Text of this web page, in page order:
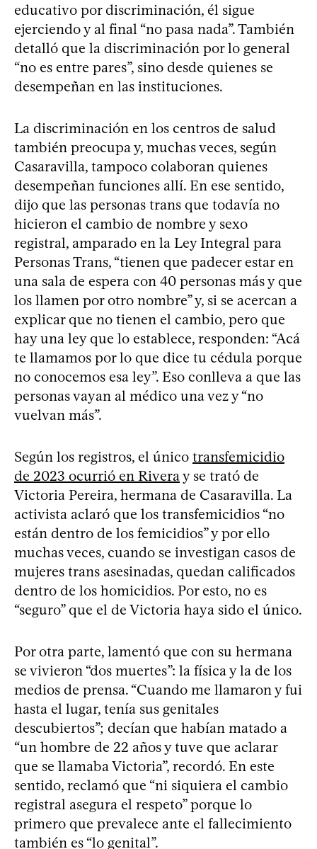
educativo por discriminación, él sigue
ejerciendo y al final “no pasa nada”. También
detalló que la discriminación por lo general
“no es entre pares”, sino desde quienes se
desempeñan en las instituciones.
La discriminación en los centros de salud
también preocupa y, muchas veces, según
Casaravilla, tampoco colaboran quienes
desempeñan funciones allí. En ese sentido,
dijo que las personas trans que todavía no
hicieron el cambio de nombre y sexo
registral, amparado en la Ley Integral para
Personas Trans, “tienen que padecer estar en
una sala de espera con 40 personas más y que
los llamen por otro nombre” y, si se acercan a
explicar que no tienen el cambio, pero que
hay una ley que lo establece, responden: “Acá
te llamamos por lo que dice tu cédula porque
no conocemos esa ley”. Eso conlleva a que las
personas vayan al médico una vez y “no
vuelvan más”.
Según los registros, el único transfemicidio
de 2023 ocurrió en Riveray se trató de
Victoria Pereira, hermana de Casaravilla. La
activista aclaró que los transfemicidios “no
están dentro de los femicidios” y por ello
muchas veces, cuando se investigan casos de
mujeres trans asesinadas, quedan calificados
dentro de los homicidios. Por esto, no es
“seguro” que el de Victoria haya sido el único.
Por otra parte, lamentó que con su hermana
se vivieron “dos muertes”: la física y la de los
medios de prensa. “Cuando me llamaron y fui
hasta el lugar, tenía sus genitales
descubiertos”; decían que habían matado a
“un hombre de 22 años y tuve que aclarar
que se llamaba Victoria”, recordó. En este
sentido, reclamó que “ni siquiera el cambio
registral asegura el respeto” porque lo
primero que prevalece ante el fallecimiento
también es “lo genital”.